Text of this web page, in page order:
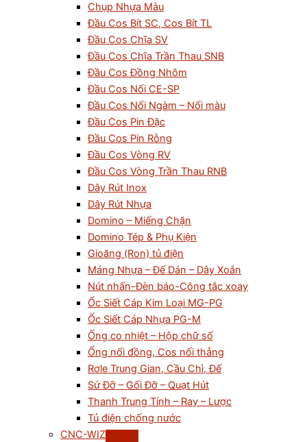
Chụp Nhựa Màu
Đầu Cos Bít SC, Cos Bít TL
Đầu Cos Chĩa SV
Đầu Cos Chĩa Trần Thau SNB
Đầu Cos Đồng Nhôm
Đầu Cos Nối CE-SP
Đầu Cos Nối Ngàm – Nối màu
Đầu Cos Pin Đặc
Đầu Cos Pin Rỗng
Đầu Cos Vòng RV
Đầu Cos Vòng Trần Thau RNB
Dây Rút Inox
Dây Rút Nhựa
Domino – Miếng Chặn
Domino Tép & Phụ Kiện
Gioăng (Ron) tủ điện
Máng Nhựa – Đế Dán – Dây Xoắn
Nút nhấn-Đèn báo-Công tắc xoay
Ốc Siết Cáp Kim Loại MG-PG
Ốc Siết Cáp Nhựa PG-M
Ống co nhiệt – Hộp chữ số
Ống nối đồng, Cos nối thẳng
Rơle Trung Gian, Cầu Chì, Đế
Sứ Đỡ – Gối Đỡ – Quạt Hút
Thanh Trung Tính – Ray – Lược
Tủ điện chống nước
CNC-WIZ